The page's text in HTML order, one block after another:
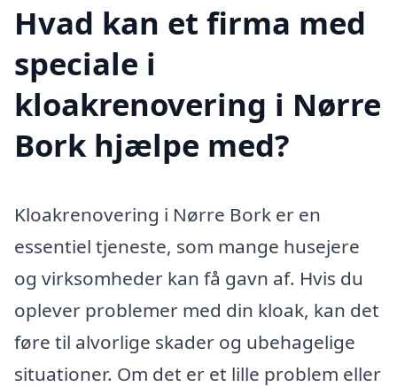
Hvad kan et firma med
speciale i
kloakrenovering i Nørre
Bork hjælpe med?
Kloakrenovering i Nørre Bork er en
essentiel tjeneste, som mange husejere
og virksomheder kan få gavn af. Hvis du
oplever problemer med din kloak, kan det
føre til alvorlige skader og ubehagelige
situationer. Om det er et lille problem eller